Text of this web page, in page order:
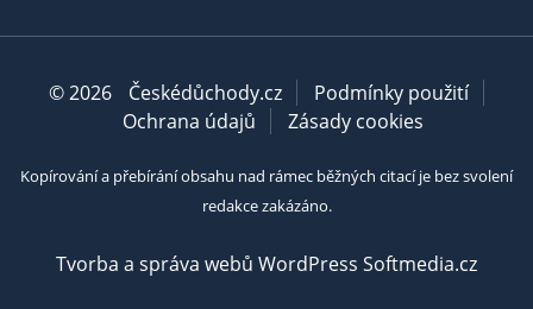
© 2026 Českédůchody.cz
Podmínky použití
Ochrana údajů
Zásady cookies
Kopírování a přebírání obsahu nad rámec běžných citací je bez svolení
redakce zakázáno.
Tvorba a správa webů WordPress Softmedia.cz